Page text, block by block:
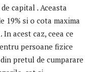
capital . Aceasta
19% si o cota maxima
acest caz, ceea ce
persoane fizice
pretul de cumparare